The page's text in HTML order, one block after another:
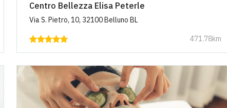
Centro Bellezza Elisa Peterle
Via S. Pietro, 10, 32100 Belluno BL
471.78km